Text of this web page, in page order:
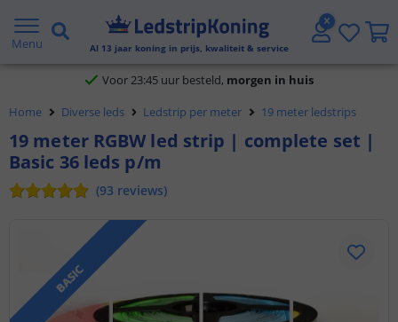
Menu Al 13 jaar koning in prijs, kwaliteit & service
Klantbeoordeling 9.1
Voor 23:45 uur besteld, morgen in huis
Home
Diverse leds Ledstrip per meter 19 meter ledstrips
19 meter RGBW led strip | complete set |
Basic 36 leds p/m
(93 reviews)
BASIC